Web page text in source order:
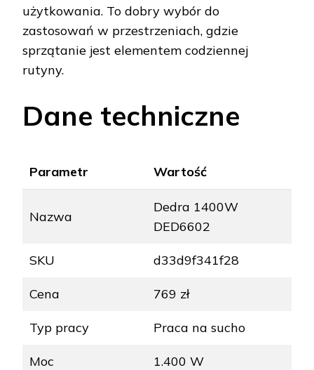
użytkowania. To dobry wybór do
zastosowań w przestrzeniach, gdzie
sprzątanie jest elementem codziennej
rutyny.
Dane techniczne
Parametr Wartość
Nazwa
Dedra 1400W
DED6602
SKU d33d9f341f28
Cena 769 zł
Typ pracy Praca na sucho
Moc 1.400 W